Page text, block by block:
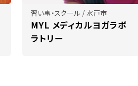
習い事・スクール / 水戸市
MYL メディカルヨガラボ
ラトリー